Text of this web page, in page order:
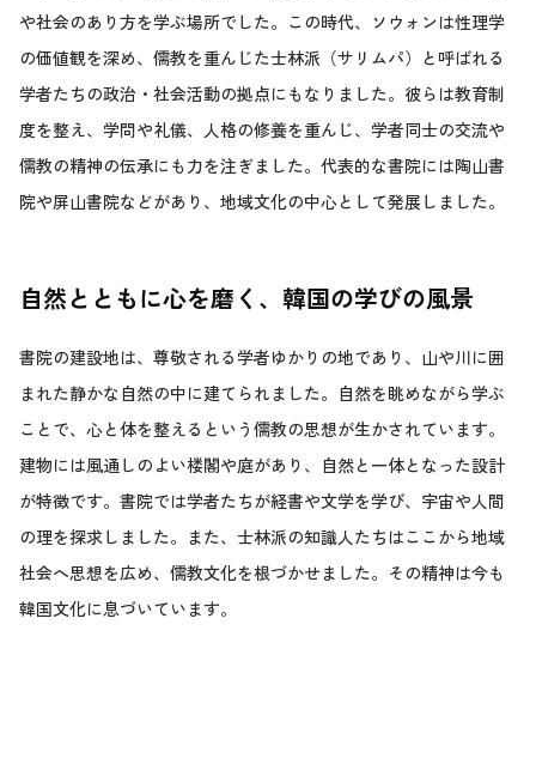
や社会のあり方を学ぶ場所でした。この時代、ソウォンは性理学
の価値観を深め、儒教を重んじた士林派（サリムパ）と呼ばれる
学者たちの政治・社会活動の拠点にもなりました。彼らは教育制
度を整え、学問や礼儀、人格の修養を重んじ、学者同士の交流や
儒教の精神の伝承にも力を注ぎました。代表的な書院には陶山書
院や屏山書院などがあり、地域文化の中心として発展しました。
自然とともに心を磨く、韓国の学びの風景
書院の建設地は、尊敬される学者ゆかりの地であり、山や川に囲
まれた静かな自然の中に建てられました。自然を眺めながら学ぶ
ことで、心と体を整えるという儒教の思想が生かされています。
建物には風通しのよい楼閣や庭があり、自然と一体となった設計
が特徴です。書院では学者たちが経書や文学を学び、宇宙や人間
の理を探求しました。また、士林派の知識人たちはここから地域
社会へ思想を広め、儒教文化を根づかせました。その精神は今も
韓国文化に息づいています。